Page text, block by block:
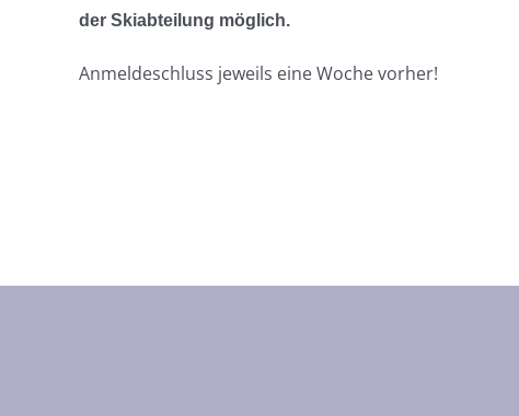
der Skiabteilung möglich.
Anmeldeschluss jeweils eine Woche vorher!